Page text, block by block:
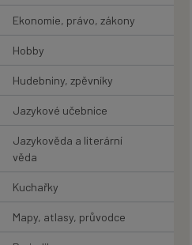
Ekonomie, právo, zákony
Hobby
Hudebniny, zpěvníky
Jazykové učebnice
Jazykověda a literární
věda
Kuchařky
Mapy, atlasy, průvodce